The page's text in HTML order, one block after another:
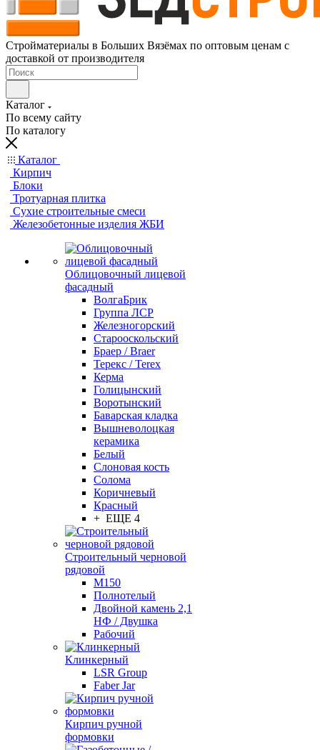
Стройматериалы в Больших Вязёмах по оптовым ценам с
доставкой от производителя
Каталог
По всему сайту
По каталогу
Каталог
Кирпич
Блоки
Тротуарная плитка
Сухие строительные смеси
Железобетонные изделия ЖБИ
Облицовочный лицевой
фасадный
ВолгаБрик
Группа ЛСР
Железногорский
Старооскольский
Браер / Braer
Терекс / Terex
Керма
Голицынский
Воротынский
Баварская кладка
Вышневолоцкая
керамика
Белый
Слоновая кость
Солома
Коричневый
Красный
+ ЕЩЕ 4
Строительный черновой
рядовой
М150
Полнотелый
Двойной камень 2,1
НФ / Двушка
Рабочий
Клинкерный
LSR Group
Faber Jar
Кирпич ручной
формовки